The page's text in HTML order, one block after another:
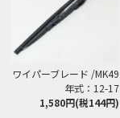
ワイパーブレード /MK49
年式：12-17
1,580円(税144円)